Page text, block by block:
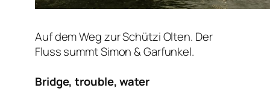
Auf dem Weg zur Schützi Olten. Der
Fluss summt Simon & Garfunkel.
Bridge, trouble, water